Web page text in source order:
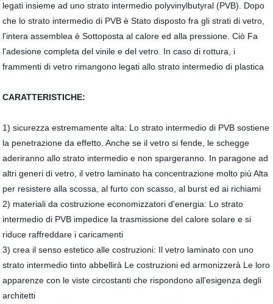
legati insieme ad uno strato intermedio polyvinylbutyral (PVB). Dopo
che lo strato intermedio di PVB è Stato disposto fra gli strati di vetro,
l'intera assemblea è Sottoposta al calore ed alla pressione. Ciò Fa
l'adesione completa del vinile e del vetro. In caso di rottura, i
frammenti di vetro rimangono legati allo strato intermedio di plastica
CARATTERISTICHE:
1) sicurezza estremamente alta: Lo strato intermedio di PVB sostiene
la penetrazione da effetto. Anche se il vetro si fende, le schegge
aderiranno allo strato intermedio e non spargeranno. In paragone ad
altri generi di vetro, il vetro laminato ha concentrazione molto più Alta
per resistere alla scossa, al furto con scasso, al burst ed ai richiami
2) materiali da costruzione economizzatori d'energia: Lo strato
intermedio di PVB impedice la trasmissione del calore solare e si
riduce raffreddare i caricamenti
3) crea il senso estetico alle costruzioni: Il vetro laminato con uno
strato intermedio tinto abbellirà Le costruzioni ed armonizzerà Le loro
apparenze con le viste circostanti che rispondono all'esigenza degli
architetti